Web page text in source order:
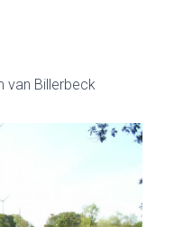
van Billerbeck